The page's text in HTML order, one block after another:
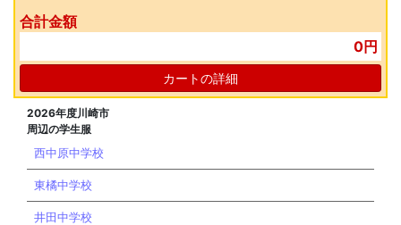
合計金額
0円
カートの詳細
2026年度川崎市
周辺の学生服
西中原中学校
東橘中学校
井田中学校